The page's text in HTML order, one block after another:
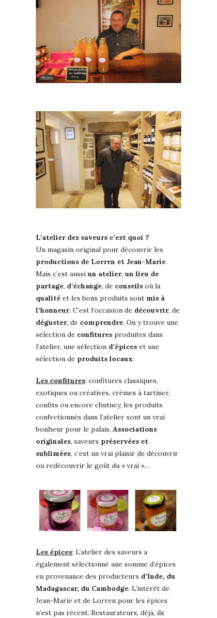
L’atelier des saveurs c’est quoi ?
Un magasin original pour découvrir les
productions de Lorren et Jean-Marie.
Mais c’est aussi un atelier, un lieu de
partage, d’échange, de conseils où la
qualité et les bons produits sont mis à
l’honneur. C’est l’occasion de découvrir, de
déguster, de comprendre. On y trouve une
sélection de confitures produites dans
l’atelier, une sélection d’épices et une
sélection de produits locaux.
Les confitures: confitures classiques,
exotiques ou créatives, crèmes à tartiner,
confits ou encore chutney, les produits
confectionnés dans l’atelier sont un vrai
bonheur pour le palais. Associations
originales, saveurs préservées et
sublimées, c’est un vrai plaisir de découvrir
ou redécouvrir le goût du « vrai »…
Les épices: L’atelier des saveurs a
également sélectionné une somme d’épices
en provenance des producteurs d’Inde, du
Madagascar, du Cambodge. L’intérêt de
Jean-Marie et de Lorren pour les épices
n’est pas récent. Restaurateurs, déjà, ils